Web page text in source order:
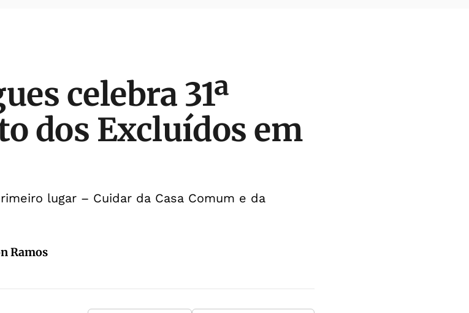
celebra 31ª
dos Excluídos em
lugar – Cuidar da Casa Comum e da
Ramos